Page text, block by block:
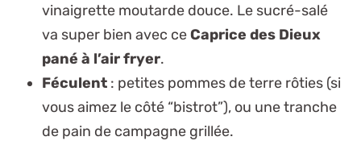
vinaigrette moutarde douce. Le sucré-salé
va super bien avec ceCaprice des Dieux
pané à l’air fryer.
Féculent : petites pommes de terre rôties (si
vous aimez le côté “bistrot”), ou une tranche
de pain de campagne grillée.